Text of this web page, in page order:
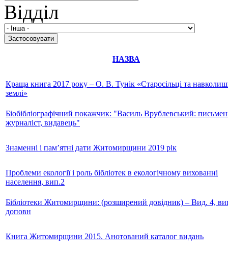
Відділ
НАЗВА
Краща книга 2017 року – О. В. Тунік «Старосільці та
землі»
Біобібліографічний покажчик: "Василь Врублевський:
журналіст, видавець"
Знаменні і пам’ятні дати Житомирщини 2019 рік
Проблеми екології і роль бібліотек в екологічному вихованні
населення, вип.2
Бібліотеки Житомирщини: (розширений довідник) – Вид. 4,
доповн
Книга Житомирщини 2015. Анотований каталог видань